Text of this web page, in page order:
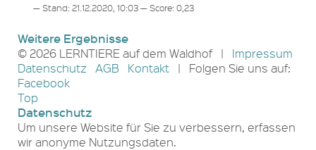
— Stand: 21.12.2020, 10:03 — Score: 0,23
Weitere Ergebnisse
© 2026 LERNTIERE auf dem Waldhof | Impressum
Datenschutz
AGB Kontakt
| Folgen Sie uns auf:
Facebook
Top
Datenschutz
Um unsere Website für Sie zu verbessern, erfassen
wir anonyme Nutzungsdaten.